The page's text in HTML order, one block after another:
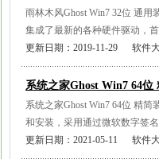
雨林木风Ghost Win7 32位 通
集成了最新的各种硬件驱动，
更新日期：2019-11-29 软件
系统之家Ghost Win7 64位
系统之家Ghost Win7 64位 精
和安装，采用通过微软数字签
更新日期：2021-05-11 软件